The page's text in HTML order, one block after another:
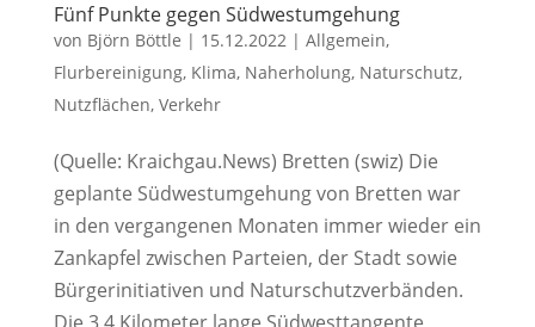
Fünf Punkte gegen Südwestumgehung
von Björn Böttle | 15.12.2022| Allgemein,
Flurbereinigung, Klima, Naherholung, Naturschutz,
Nutzflächen, Verkehr
(Quelle: Kraichgau.News) Bretten (swiz) Die
geplante Südwestumgehung von Bretten war
in den vergangenen Monaten immer wieder ein
Zankapfel zwischen Parteien, der Stadt sowie
Bürgerinitiativen und Naturschutzverbänden.